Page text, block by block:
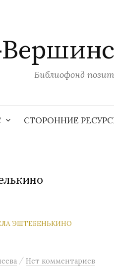
Библиофонд
СТОРОННИЕ
ЭШТЕБЕНЬКИНО
/ Нет комментариев